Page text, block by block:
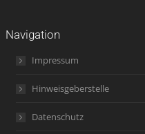
Navigation
Impressum
Hinweisgeberstelle
Datenschutz